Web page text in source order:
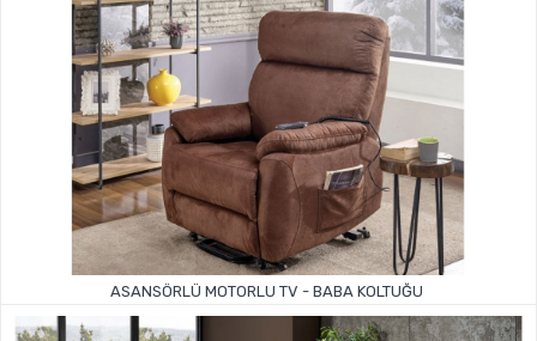
ASANSÖRLÜ MOTORLU TV - BABA KOLTUĞU